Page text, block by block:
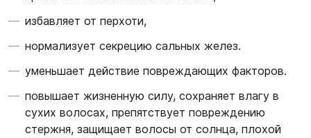
избавляет от перхоти,
нормализует секрецию сальных желез.
уменьшает действие повреждающих факторов.
повышает жизненную силу, сохраняет влагу в
сухих волосах, препятствует повреждению
стержня, защищает волосы от солнца, плохой